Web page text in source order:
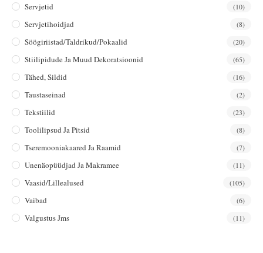
Servjetid (10)
Servjetihoidjad (8)
Söögiriistad/taldrikud/pokaalid (20)
Stiilipidude Ja Muud Dekoratsioonid (65)
Tähed, Sildid (16)
Taustaseinad (2)
Tekstiilid (23)
Toolilipsud Ja Pitsid (8)
Tseremooniakaared Ja Raamid (7)
Unenäopüüdjad Ja Makramee (11)
Vaasid/lillealused (105)
Vaibad (6)
Valgustus Jms (11)